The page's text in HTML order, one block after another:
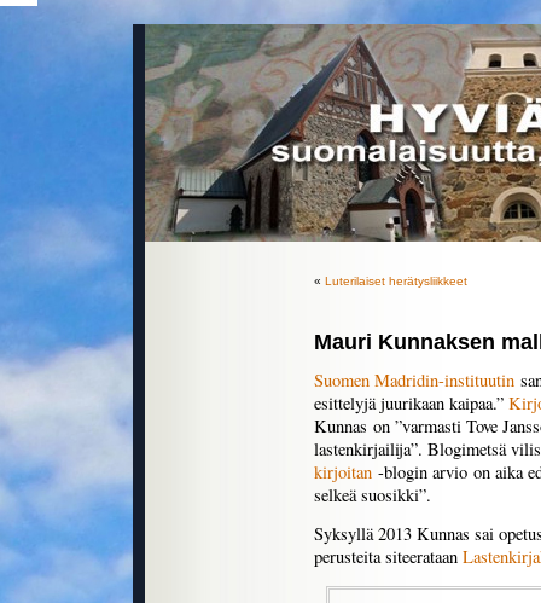
« Luterilaiset herätysliikkeet
Mauri Kunnaksen
Suomen Madridin-instituutin
esittelyjä juurikaan kaipaa.”
Kunnas on ”varmasti Tove
lastenkirjailija”. Blogimetsä
kirjoitan -blogin arvio on aika
selkeä suosikki”.
Syksyllä 2013 Kunnas sai
perusteita siteerataan